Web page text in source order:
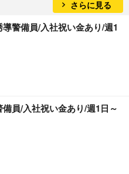
さらに見る
警備員/入社祝い金あり/週1
員/入社祝い金あり/週1日～